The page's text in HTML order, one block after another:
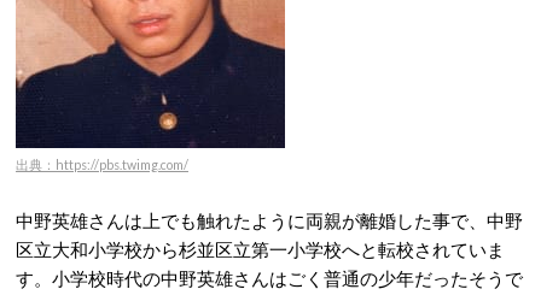
出典：https://pbs.twimg.com/
中野英雄さんは上でも触れたように両親が離婚した事で、中野
区立大和小学校から杉並区立第一小学校へと転校されていま
す。小学校時代の中野英雄さんはごく普通の少年だったそうで